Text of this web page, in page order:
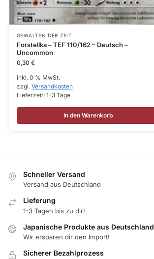
GEWALTEN DER ZEIT
Forstellka – TEF 110/162 – Deutsch –
Uncommon
0,30 €
inkl. 0 % MwSt.
zzgl. Versandkosten
Lieferzeit: 1-3 Tage
In den Warenkorb
Schneller Versand
Versand aus Deutschland
Lieferung
1-3 Tagen bis zu dir!
Japanische Produkte aus Deutschland
Wir ersparen dir den Import!
Sicherer Bezahlprozess